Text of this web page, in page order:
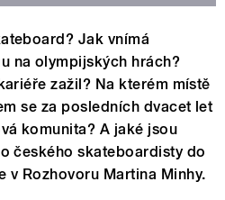
Jak vnímá
na olympijských hrách?
zažil? Na kterém místě
se za posledních dvacet let
komunita? A jaké jsou
českého skateboardisty do
v Rozhovoru Martina Minhy.